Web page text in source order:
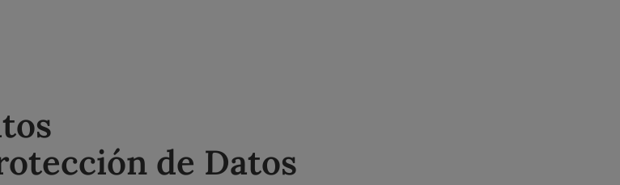
de Datos